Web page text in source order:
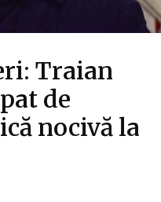
Traian
de
nocivă la